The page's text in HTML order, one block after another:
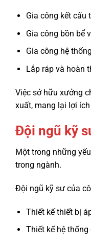
Gia công kết cấu
Gia công bồn bể
Gia công hệ
Lắp ráp và hoàn
Việc sở hữu xưởng
xuất, mang lại lợi
Đội ngũ kỹ
Một trong những
trong ngành.
Đội ngũ kỹ sư của
Thiết kế thiết bị
Thiết kế hệ